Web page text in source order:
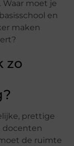
moet je
en
maken
zo
prettige
docenten
de ruimte